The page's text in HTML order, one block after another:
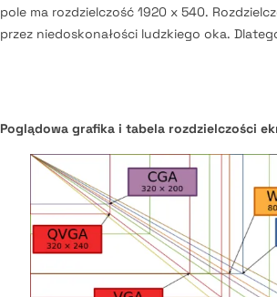
pole ma rozdzielczość 1920 x 540.
przez niedoskonałości ludzkiego oka.
Poglądowa grafika i tabela rozdzielczości